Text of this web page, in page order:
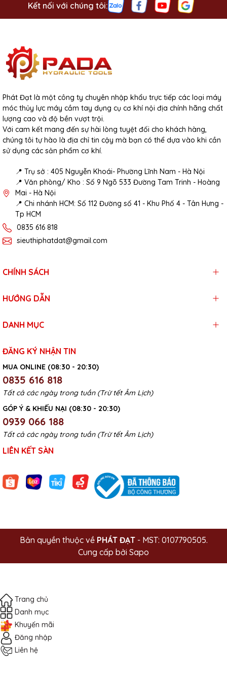
- Được nhập hàng và cung cấp bởi Phát Đạt Tools
Website:
Email: sieuthiphatdat@gmail.com
Địa chỉ: Số 405 Đường Nguyễn Khoái, Phường Thanh Trì, Quận
Hoàng Mai, Hà Nội
Hotline: 0835616818
Kết nối với chúng tôi:
Phát Đạt là một công ty chuyên nhập khẩu trực tiếp các loại máy
móc thủy lực máy cầm tay dụng cụ cơ khí nội địa chính hãng chất
lượng cao và độ bền vượt trội.
Với cam kết mang đến sự hài lòng tuyệt đối cho khách hàng,
chúng tôi tự hào là địa chỉ tin cậy mà bạn có thể dựa vào khi cần
sử dụng các sản phẩm cơ khí.
📍 Trụ sở : 405 Nguyễn Khoái- Phường Lĩnh Nam - Hà Nội
📍 Văn phòng/ Kho : Số 9 Ngõ 533 Đường Tam Trinh - Hoàng
Mai - Hà Nội
📍 Chi nhánh HCM: Số 112 Đường số 41 - Khu Phố 4 - Tân Hưng -
Tp HCM
0835 616 818
sieuthiphatdat@gmail.com
CHÍNH SÁCH
HƯỚNG DẪN
DANH MỤC
ĐĂNG KÝ NHẬN TIN
MUA ONLINE (08:30 - 20:30)
0835 616 818
Tất cả các ngày trong tuần (Trừ tết Âm Lịch)
GÓP Ý & KHIẾU NẠI (08:30 - 20:30)
0939 066 188
Tất cả các ngày trong tuần (Trừ tết Âm Lịch)
LIÊN KẾT SÀN
Bản quyền thuộc về PHÁT ĐẠT- MST: 0107790505.
Cung cấp bởi Sapo
Trang chủ
Danh mục
Khuyến mãi
Đăng nhập
Liên hệ